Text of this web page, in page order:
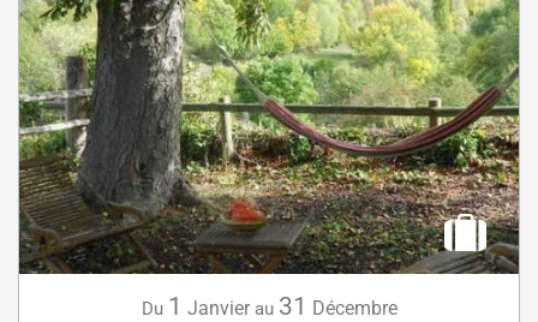
Du 1 Janvier au 31 Décembre